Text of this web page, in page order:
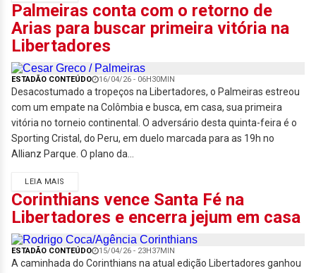
Palmeiras conta com o retorno de
Arias para buscar primeira vitória na
Libertadores
ESTADÃO CONTEÚDO 16/04/26 - 06H30MIN
Desacostumado a tropeços na Libertadores, o Palmeiras estreou
com um empate na Colômbia e busca, em casa, sua primeira
vitória no torneio continental. O adversário desta quinta-feira é o
Sporting Cristal, do Peru, em duelo marcada para as 19h no
Allianz Parque. O plano da...
LEIA MAIS
Corinthians vence Santa Fé na
Libertadores e encerra jejum em casa
ESTADÃO CONTEÚDO 15/04/26 - 23H37MIN
A caminhada do Corinthians na atual edição Libertadores ganhou